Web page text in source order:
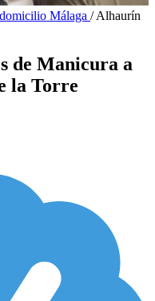
Málaga / Alhaurín
de Manicura a
la Torre